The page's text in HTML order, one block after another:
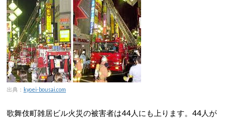
出典： kyoei-bousai.com
歌舞伎町雑居ビル火災の被害者は44人にも上ります。44人が